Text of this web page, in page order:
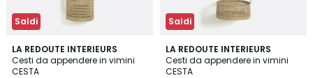
Saldi
LA REDOUTE INTERIEURS
Cesti da appendere in vimini
CESTA
4,1
/ 5
Saldi
LA REDOUTE INTERIEURS
Cesti da appendere in vimini
CESTA
4,3
/ 5